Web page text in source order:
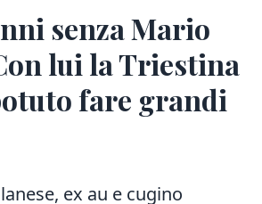
senza Mario
lui la Triestina
fare grandi
ex au e cugino